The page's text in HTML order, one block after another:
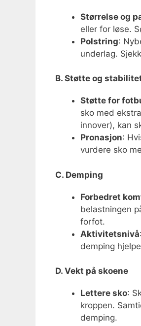
Størrelse og
eller for løse.
Polstring:
underlag.
B. Støtte og
Støtte for
sko med
innover), kan
Pronasjon:
vurdere sko
C. Demping
Forbedret
belastningen
forfot.
Aktivitetsnivå
demping
D. Vekt på skoene
Lettere sko:
kroppen.
demping.